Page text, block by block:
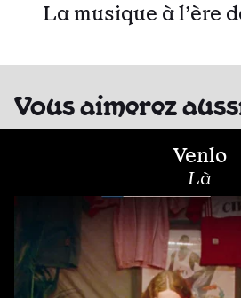
La musique à l’ère
Vous aimerez
Venlo
Là